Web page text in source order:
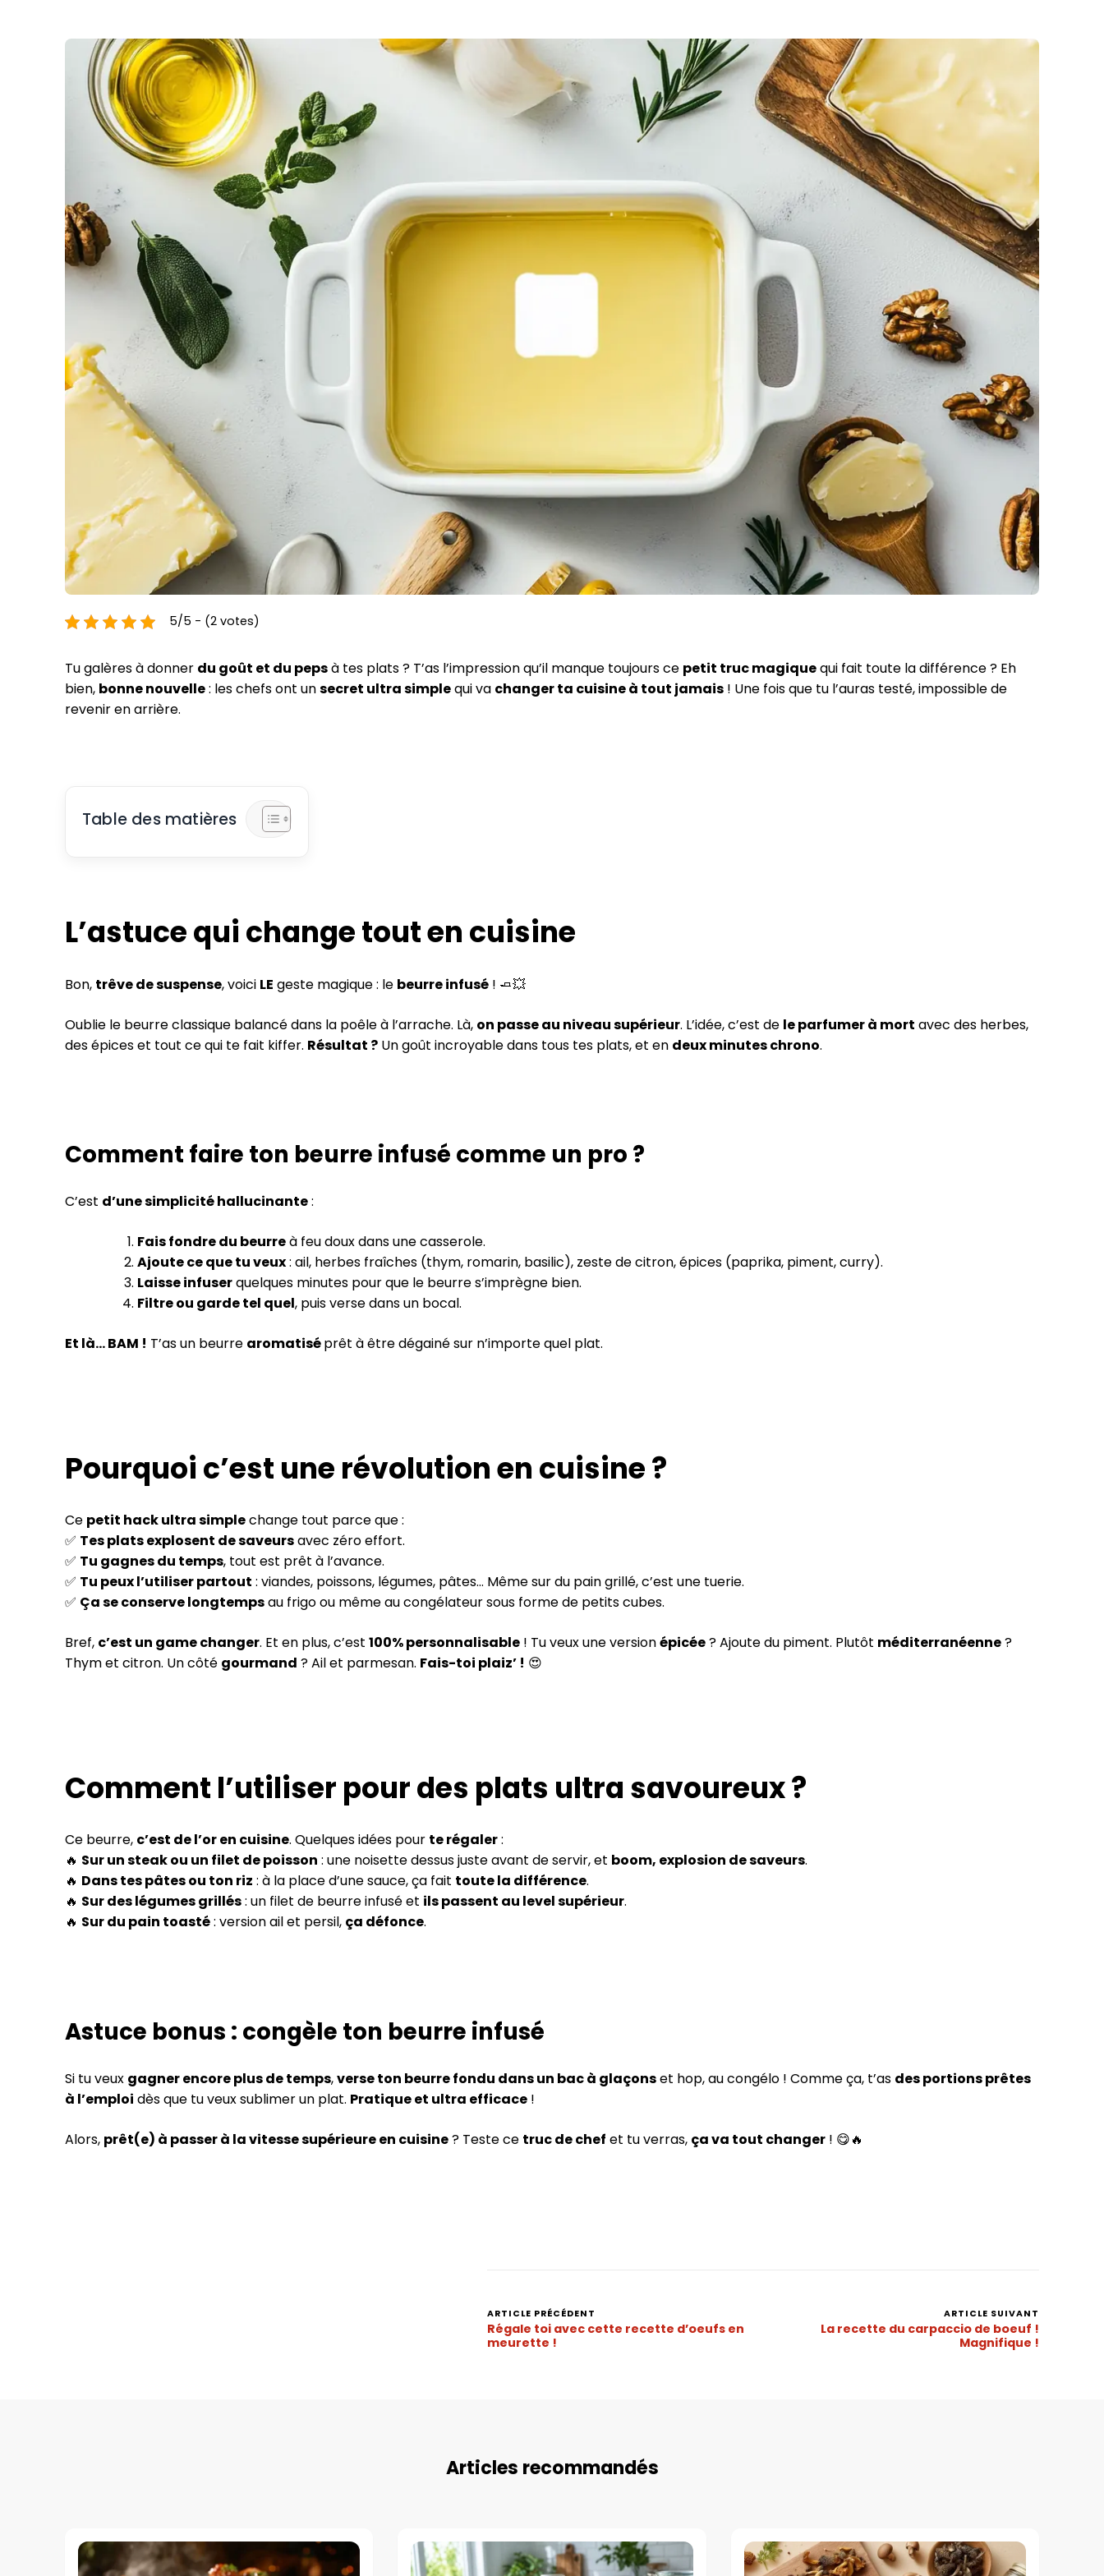
5/5 - (2 votes)
Tu galères à donner du goût et du pepsà tes plats ? T’as l’impression qu’il manque toujours ce petit truc magiquequi fait toute la différence ? Eh
bien, bonne nouvelle: les chefs ont unsecret ultra simplequi va changer ta cuisine à tout jamais ! Une fois que tu l’auras testé, impossible de
revenir en arrière.
Table des matières
L’astuce qui change tout en cuisine
Bon, trêve de suspense, voici LE geste magique : le beurre infusé ! 🧈💥
Oublie le beurre classique balancé dans la poêle à l’arrache. Là, on passe au niveau supérieur. L’idée, c’est de le parfumer à mort avec des herbes,
des épices et tout ce qui te fait kiffer. Résultat ? Un goût incroyable dans tous tes plats, et en deux minutes chrono.
Comment faire ton beurre infusé comme un pro ?
C’est d’une simplicité hallucinante:
Fais fondre du beurreà feu doux dans une casserole.
Ajoute ce que tu veux: ail, herbes fraîches (thym, romarin, basilic), zeste de citron, épices (paprika, piment, curry).
Laisse infuserquelques minutes pour que le beurre s’imprègne bien.
Filtre ou garde tel quel, puis verse dans un bocal.
Et là… BAM ! T’as un beurre aromatiséprêt à être dégainé sur n’importe quel plat.
Pourquoi c’est une révolution en cuisine ?
Ce petit hack ultra simplechange tout parce que :
✅ Tes plats explosent de saveursavec zéro effort.
✅ Tu gagnes du temps, tout est prêt à l’avance.
✅ Tu peux l’utiliser partout : viandes, poissons, légumes, pâtes… Même sur du pain grillé, c’est une tuerie.
✅ Ça se conserve longtempsau frigo ou même au congélateur sous forme de petits cubes.
Bref, c’est un game changer. Et en plus, c’est 100% personnalisable ! Tu veux une versionépicée? Ajoute du piment. Plutôt méditerranéenne?
Thym et citron. Un côté gourmand ? Ail et parmesan. Fais-toi plaiz’ ! 😍
Comment l’utiliser pour des plats ultra savoureux ?
Ce beurre, c’est de l’or en cuisine. Quelques idées pour te régaler:
🔥 Sur un steak ou un filet de poisson : une noisette dessus juste avant de servir, et boom, explosion de saveurs.
🔥 Dans tes pâtes ou ton riz : à la place d’une sauce, ça fait toute la différence.
🔥 Sur des légumes grillés: un filet de beurre infusé et ils passent au level supérieur.
🔥 Sur du pain toasté: version ail et persil, ça défonce.
Astuce bonus : congèle ton beurre infusé
Si tu veux gagner encore plus de temps,verse ton beurre fondu dans un bac à glaçonset hop, au congélo ! Comme ça, t’as des portions prêtes
à l’emploi dès que tu veux sublimer un plat. Pratique et ultra efficace !
Alors, prêt(e) à passer à la vitesse supérieure en cuisine? Teste ce truc de chef et tu verras, ça va tout changer ! 😋🔥
Navigation
d’article
ARTICLE PRÉCÉDENT
Régale toi avec cette recette d’oeufs en
meurette !
ARTICLE SUIVANT
La recette du carpaccio de boeuf !
Magnifique !
Articles recommandés